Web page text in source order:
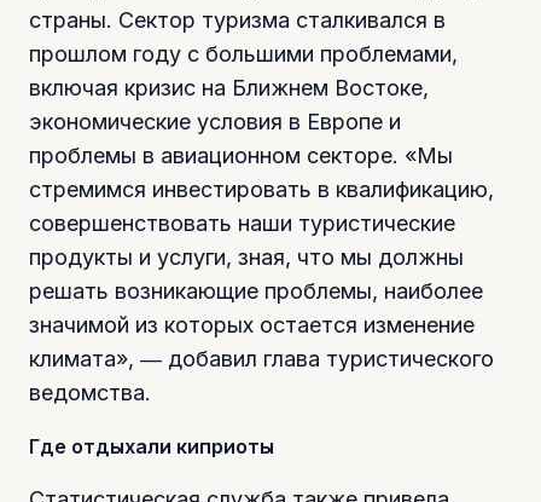
страны. Сектор туризма сталкивался в
прошлом году с большими проблемами,
включая кризис на Ближнем Востоке,
экономические условия в Европе и
проблемы в авиационном секторе. «Мы
стремимся инвестировать в квалификацию,
совершенствовать наши туристические
продукты и услуги, зная, что мы должны
решать возникающие проблемы, наиболее
значимой из которых остается изменение
климата», ― добавил глава туристического
ведомства.
Где отдыхали киприоты